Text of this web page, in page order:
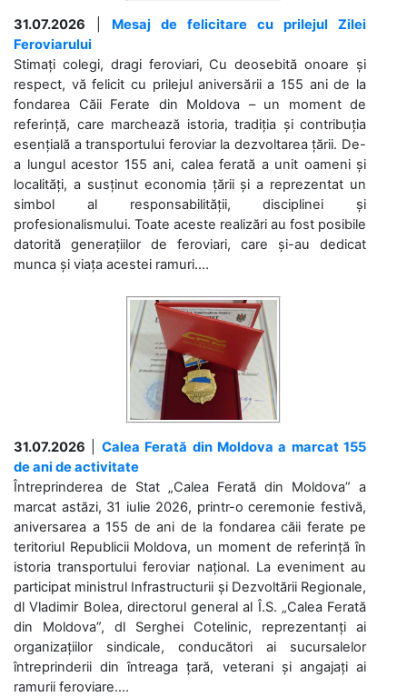
31.07.2026
Mesaj de felicitare cu prilejul Zilei
Feroviarului
Stimați colegi, dragi feroviari, Cu deosebită onoare și
respect, vă felicit cu prilejul aniversării a 155 ani de la
fondarea Căii Ferate din Moldova – un moment de
referință, care marchează istoria, tradiția și contribuția
esențială a transportului feroviar la dezvoltarea țării. De-
a lungul acestor 155 ani, calea ferată a unit oameni și
localități, a susținut economia țării și a reprezentat un
simbol al responsabilității, disciplinei și
profesionalismului. Toate aceste realizări au fost posibile
datorită generațiilor de feroviari, care și-au dedicat
munca și viața acestei ramuri....
31.07.2026
Calea Ferată din Moldova a marcat 155
de ani de activitate
Întreprinderea de Stat „Calea Ferată din Moldova” a
marcat astăzi, 31 iulie 2026, printr-o ceremonie festivă,
aniversarea a 155 de ani de la fondarea căii ferate pe
teritoriul Republicii Moldova, un moment de referință în
istoria transportului feroviar național. La eveniment au
participat ministrul Infrastructurii și Dezvoltării Regionale,
dl Vladimir Bolea, directorul general al Î.S. „Calea Ferată
din Moldova”, dl Serghei Cotelinic, reprezentanți ai
organizațiilor sindicale, conducători ai sucursalelor
întreprinderii din întreaga țară, veterani și angajați ai
ramurii feroviare....